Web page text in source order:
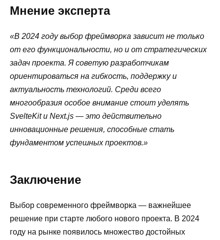
Мнение эксперта
«В 2024 году выбор фреймворка зависит не только
от его функциональности, но и от стратегических
задач проекта. Я советую разработчикам
ориентироваться на гибкость, поддержку и
актуальность технологий. Среди всего
многообразия особое внимание стоит уделять
SvelteKit и Next.js — это действительно
инновационные решения, способные стать
фундаментом успешных проектов.»
Заключение
Выбор современного фреймворка — важнейшее
решение при старте любого нового проекта. В 2024
году на рынке появилось множество достойных